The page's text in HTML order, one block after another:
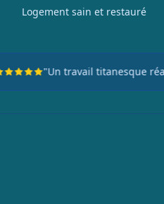
Logement sain et restauré
réalisé en seulement